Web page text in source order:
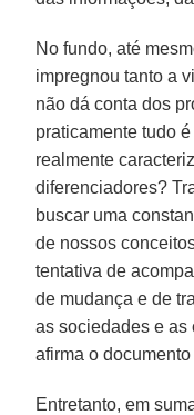
No fundo, até
impregnou tanto a
não dá conta dos
praticamente tudo
realmente
diferenciadores?
buscar uma
de nossos
tentativa de
de mudança e de
as sociedades e as
afirma o
Entretanto, em